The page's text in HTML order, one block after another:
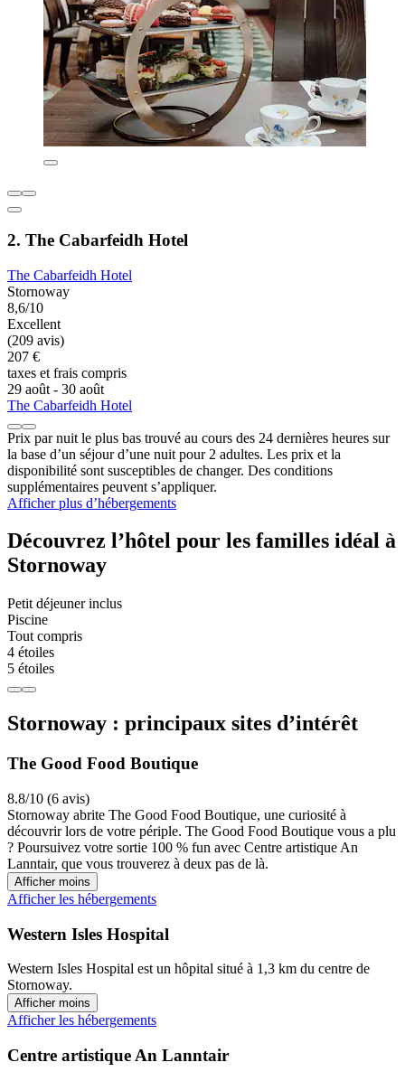
2. The Cabarfeidh Hotel
The Cabarfeidh Hotel
Stornoway
8,6/10
Excellent
(209 avis)
207 €
taxes et frais compris
29 août - 30 août
The Cabarfeidh Hotel
Prix par nuit le plus bas trouvé au cours des 24 dernières heures sur
la base d’un séjour d’une nuit pour 2 adultes. Les prix et la
disponibilité sont susceptibles de changer. Des conditions
supplémentaires peuvent s’appliquer.
Afficher plus d’hébergements
Découvrez l’hôtel pour les familles idéal à
Stornoway
Petit déjeuner inclus
Piscine
Tout compris
4 étoiles
5 étoiles
Stornoway : principaux sites d’intérêt
The Good Food Boutique
8.8/10 (6 avis)
Stornoway abrite The Good Food Boutique, une curiosité à
découvrir lors de votre périple. The Good Food Boutique vous a plu
? Poursuivez votre sortie 100 % fun avec Centre artistique An
Lanntair, que vous trouverez à deux pas de là.
Afficher moins
Afficher les hébergements
Western Isles Hospital
Western Isles Hospital est un hôpital situé à 1,3 km du centre de
Stornoway.
Afficher moins
Afficher les hébergements
Centre artistique An Lanntair